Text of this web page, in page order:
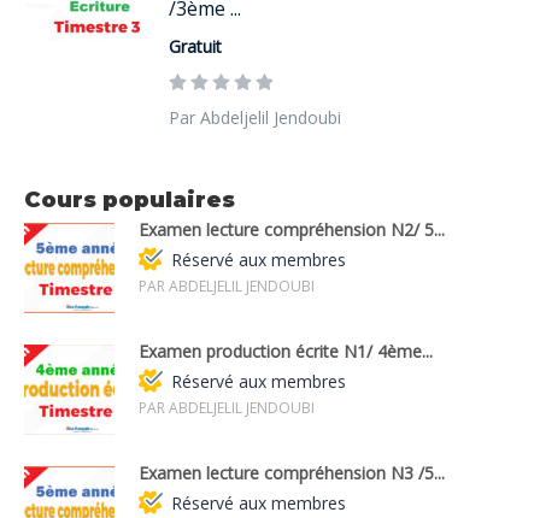
/3ème ...
Gratuit
Par Abdeljelil Jendoubi
Cours populaires
Examen lecture compréhension N2/ 5...
Réservé aux membres
PAR ABDELJELIL JENDOUBI
Examen production écrite N1/ 4ème...
Réservé aux membres
PAR ABDELJELIL JENDOUBI
Examen lecture compréhension N3 /5...
Réservé aux membres